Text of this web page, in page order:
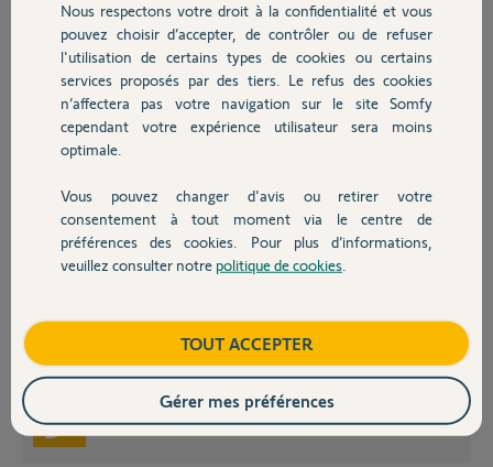
Chauffage
Autres produits
Devis avec un pro
Contact
il y a presque 9 ans
Participer au fil de discussion
Bonjour Nathalie,
j'ai supprimer une camera qui était mal supprimé mais il en reste une qui
nouvelle box, une fois supprimer il faudra l'enregistrer sur la nouvel.
Bonne journée
Nicolas F. il y a presque 9 ans
Nous respectons votre droit à la confidentialité et vous
pouvez choisir d’accepter, de contrôler ou de refuser
l'utilisation de certains types de cookies ou certains
services proposés par des tiers. Le refus des cookies
n’affectera pas votre navigation sur le site Somfy
cependant votre expérience utilisateur sera moins
optimale.
Vous pouvez changer d'avis ou retirer votre
consentement à tout moment via le centre de
préférences des cookies. Pour plus d’informations,
veuillez consulter notre politique de cookies
TOUT ACCEPTER
Gérer mes préférences